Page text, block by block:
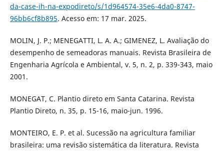
da-case-ih-na-expodireto/s/1d964574-35e6-4da0-8747-
96bb6cf8b895. Acesso em: 17 mar. 2025.
MOLIN, J. P.; MENEGATTI, L. A. A.; GIMENEZ, L. Avaliação do
desempenho de semeadoras manuais. Revista Brasileira de
Engenharia Agrícola e Ambiental, v. 5, n. 2, p. 339-343, maio
2001.
MONEGAT, C. Plantio direto em Santa Catarina. Revista
Plantio Direto, n. 35, p. 15-16, maio-jun. 1996.
MONTEIRO, E. P. et al. Sucessão na agricultura familiar
brasileira: uma revisão sistemática da literatura. Revista